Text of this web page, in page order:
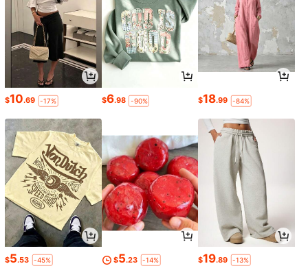
$10.69 -17% $6.98 -90% $18.99 -84%
$5.53 -45% $5.23 -14% $19.89 -13%